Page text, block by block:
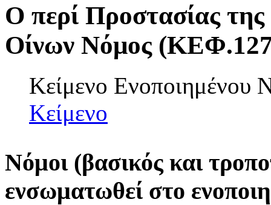
Ο περί Προστασίας
Οίνων Νόμος
Κείμενο
Κείμενο
Νόμοι (βασικός και
ενσωματωθεί στο